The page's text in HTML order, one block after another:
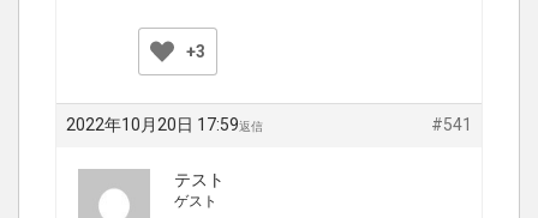
+3
2022年10月20日 17:59 #541
返信
テスト
ゲスト